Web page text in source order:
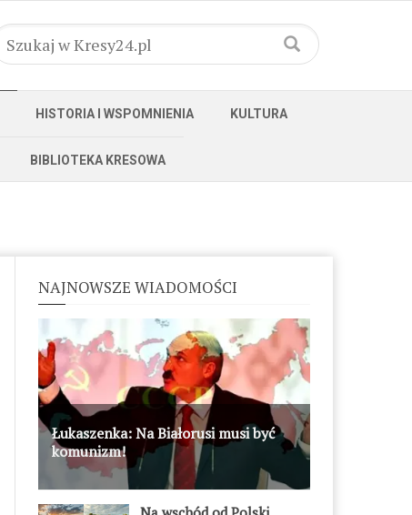
HISTORIA I WSPOMNIENIA KULTURA
BIBLIOTEKA KRESOWA
NAJNOWSZE WIADOMOŚCI
Łukaszenka: Na Białorusi musi być
komunizm!